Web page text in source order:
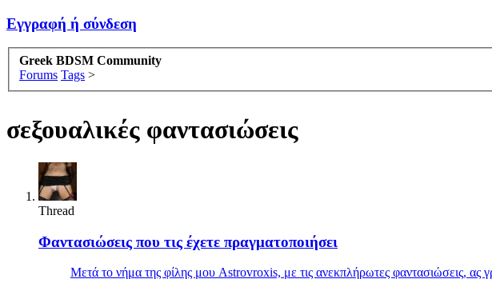
Εγγραφή ή σύνδεση
Greek BDSM Community
Forums Tags >
σεξουαλικές φαντασιώσεις
Thread
Φαντασιώσεις που τις έχετε πραγματοποιήσει
Μετά το νήμα της φίλης μου Astrovroxis, με τις ανεκπλήρωτες φαντασιώσεις,